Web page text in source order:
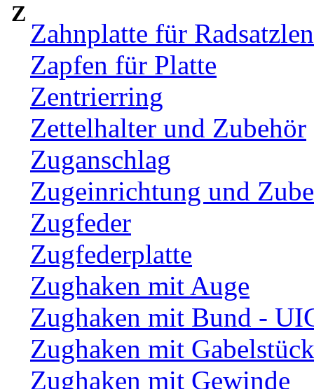
Z
Zahnplatte für
Zapfen für Platte
Zentrierring
Zettelhalter und Zubehör
Zuganschlag
Zugeinrichtung und
Zugfeder
Zugfederplatte
Zughaken mit Auge
Zughaken mit Bund -
Zughaken mit Gabelstück
Zughaken mit Gewinde